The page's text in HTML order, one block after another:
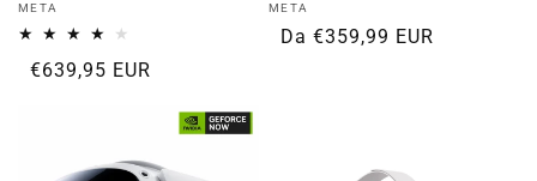
Fornitore:
META
Prezzo di listino
€639,95 EUR
Fornitore:
META
Prezzo di listino
Da €359,99 EUR